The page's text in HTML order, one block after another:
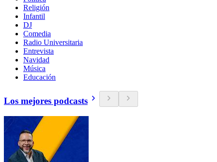
Religión
Infantil
DJ
Comedia
Radio Universitaria
Entrevista
Navidad
Música
Educación
Los mejores podcasts